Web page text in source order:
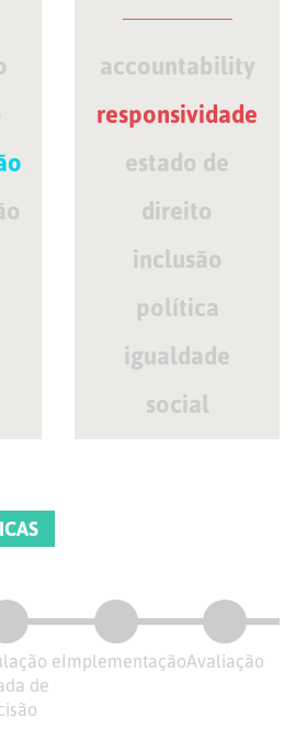
accountability
responsividade
estado de
direito
inclusão
política
igualdade
social
e
de
ImplementaçãoAvaliação